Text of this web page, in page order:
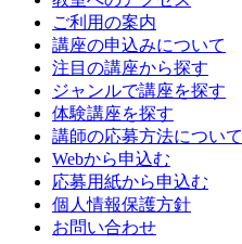
ご利用の案内
講座の申込みについて
注目の講座から探す
ジャンルで講座を探す
体験講座を探す
講師の応募方法について
Webから申込む
応募用紙から申込む
個人情報保護方針
お問い合わせ